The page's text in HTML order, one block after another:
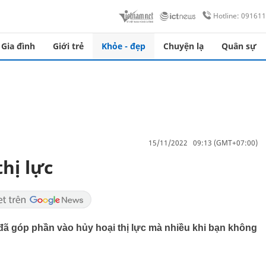
Hotline:
Gia đình Giới trẻ Khỏe - đẹp Chuyện lạ Quân sự
15/11/2022 09:13 (GMT+07:00)
lực
góp phần vào hủy hoại thị lực mà nhiều khi bạn không